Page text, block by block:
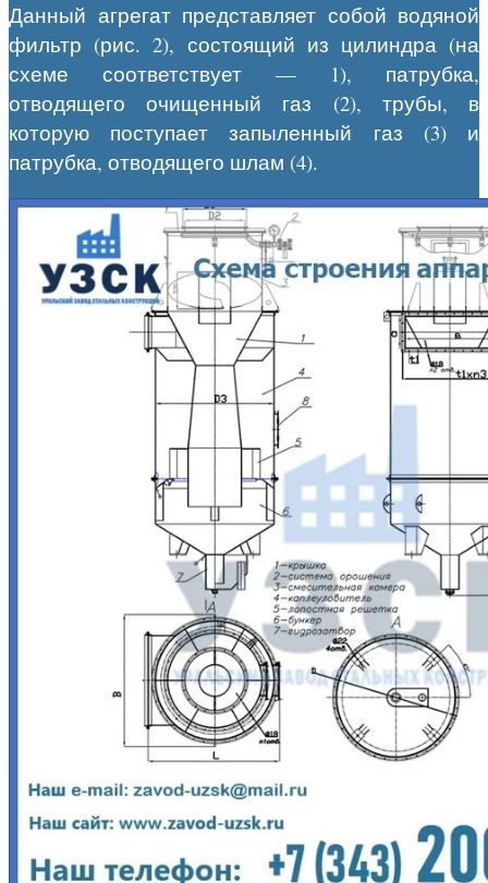
Данный агрегат представляет собой водяной
фильтр (рис. 2), состоящий из цилиндра (на
схеме соответствует — 1), патрубка,
отводящего очищенный газ (2), трубы, в
которую поступает запыленный газ (3) и
патрубка, отводящего шлам (4).